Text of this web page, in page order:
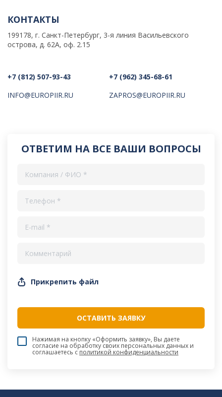
КОНТАКТЫ
199178, г. Санкт-Петербург, 3-я линия Васильевского
острова, д. 62А, оф. 2.15
+7 (812) 507-93-43
INFO@EUROPIIR.RU
+7 (962) 345-68-61
ZAPROS@EUROPIIR.RU
ОТВЕТИМ НА ВСЕ ВАШИ ВОПРОСЫ
Прикрепить файл
Нажимая на кнопку «Оформить заявку», Вы даете
согласие на обработку своих персональных данных и
соглашаетесь cполитикой конфиденциальности